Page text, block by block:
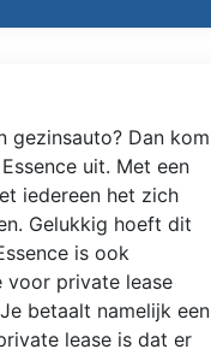
gezinsauto? Dan kom
uit. Met een
iedereen het zich
Gelukkig hoeft dit
is ook
voor private lease
betaalt namelijk een
lease is dat er